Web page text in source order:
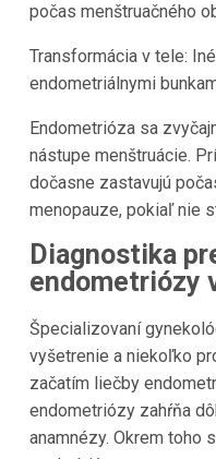
počas menštruačného
Transformácia v tele:
endometriálnymi
Endometrióza sa
nástupe menštruácie.
dočasne zastavujú
menopauze, pokiaľ nie
Diagnostika
endometriózy
Špecializovaní
vyšetrenie a niekoľko
začatím liečby
endometriózy zahŕňa
anamnézy. Okrem toho